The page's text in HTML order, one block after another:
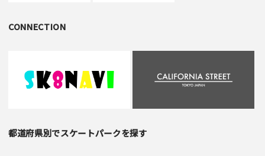
CONNECTION
都道府県別でスケートパークを探す